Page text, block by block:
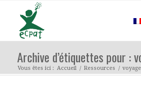
Archive d’étiquettes pour :
Vous êtes ici : Accueil / Ressources / voyage